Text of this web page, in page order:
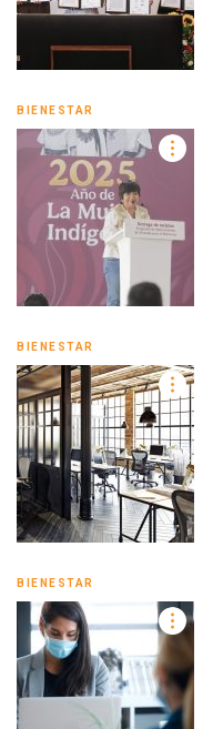
BIENESTAR
BIENESTAR
BIENESTAR